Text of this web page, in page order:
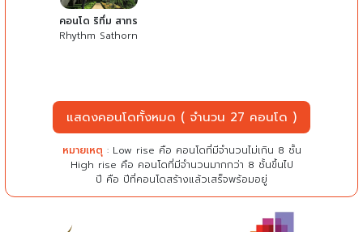
คอนโด ริทึ่ม สาทร
Rhythm Sathorn
แสดงคอนโดทั้งหมด ( จำนวน 27 คอนโด )
หมายเหตุ : Low rise คือ คอนโดที่มีจำนวนไม่เกิน 8 ชั้น
High rise คือ คอนโดที่มีจำนวนมากกว่า 8 ชั้นขึ้นไป
ปี คือ ปีที่คอนโดสร้างแล้วเสร็จพร้อมอยู่